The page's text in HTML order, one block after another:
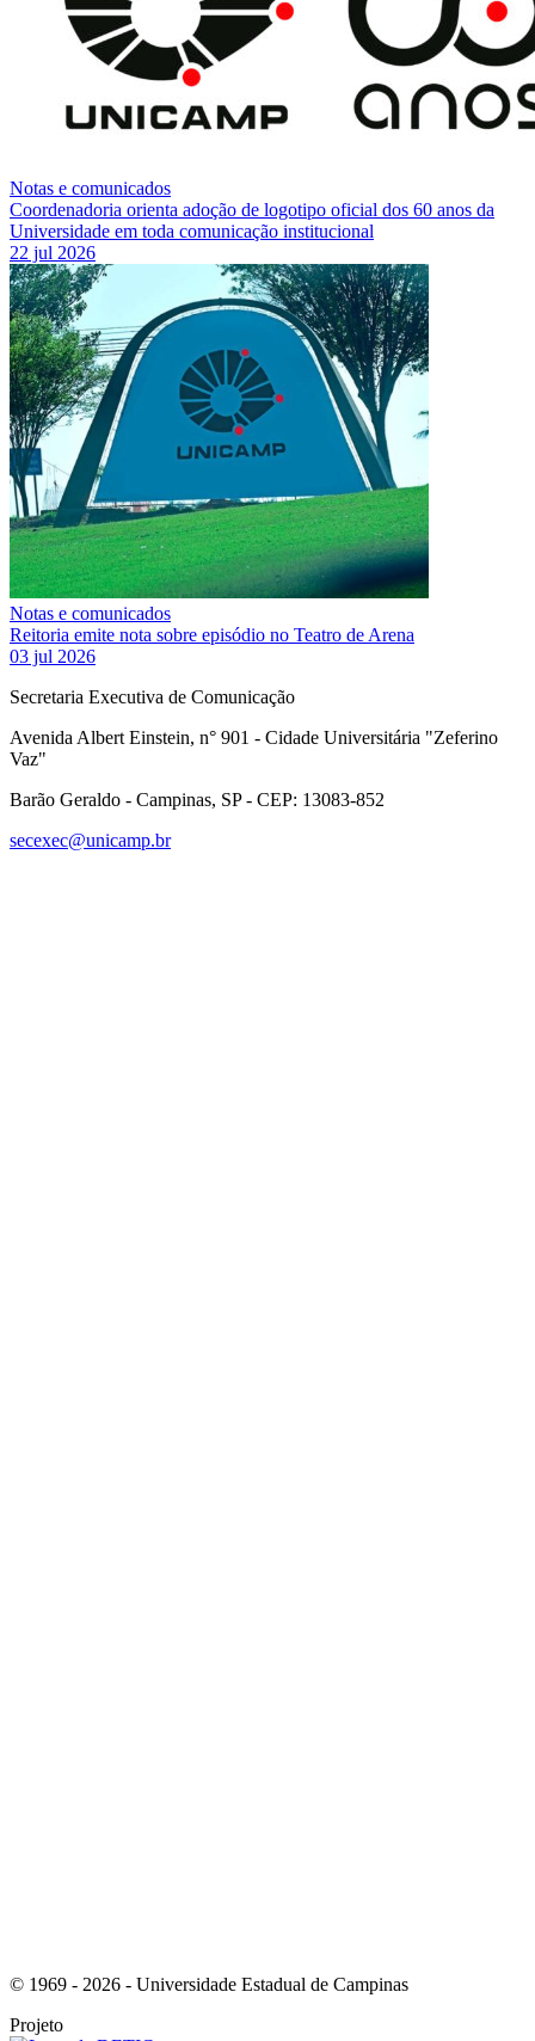
Notas e comunicados
Coordenadoria orienta adoção de logotipo oficial dos 60 anos da
Universidade em toda comunicação institucional
22 jul 2026
Notas e comunicados
Reitoria emite nota sobre episódio no Teatro de Arena
03 jul 2026
Secretaria Executiva de Comunicação
Avenida Albert Einstein, n° 901 - Cidade Universitária "Zeferino
Vaz"
Barão Geraldo - Campinas, SP - CEP: 13083-852
secexec@unicamp.br
© 1969 - 2026 - Universidade Estadual de Campinas
Projeto